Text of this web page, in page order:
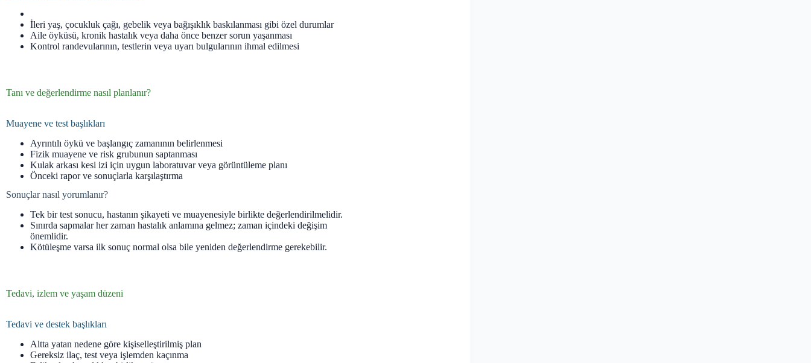
İleri yaş, çocukluk çağı, gebelik veya bağışıklık baskılanması gibi özel durumlar
Aile öyküsü, kronik hastalık veya daha önce benzer sorun yaşanması
Kontrol randevularının, testlerin veya uyarı bulgularının ihmal edilmesi
Tanı ve değerlendirme nasıl planlanır?
Muayene ve test başlıkları
Ayrıntılı öykü ve başlangıç zamanının belirlenmesi
Fizik muayene ve risk grubunun saptanması
Kulak arkası kesi izi için uygun laboratuvar veya görüntüleme planı
Önceki rapor ve sonuçlarla karşılaştırma
Sonuçlar nasıl yorumlanır?
Tek bir test sonucu, hastanın şikayeti ve muayenesiyle birlikte değerlendirilmelidir.
Sınırda sapmalar her zaman hastalık anlamına gelmez; zaman içindeki değişim
önemlidir.
Kötüleşme varsa ilk sonuç normal olsa bile yeniden değerlendirme gerekebilir.
Tedavi, izlem ve yaşam düzeni
Tedavi ve destek başlıkları
Altta yatan nedene göre kişiselleştirilmiş plan
Gereksiz ilaç, test veya işlemden kaçınma